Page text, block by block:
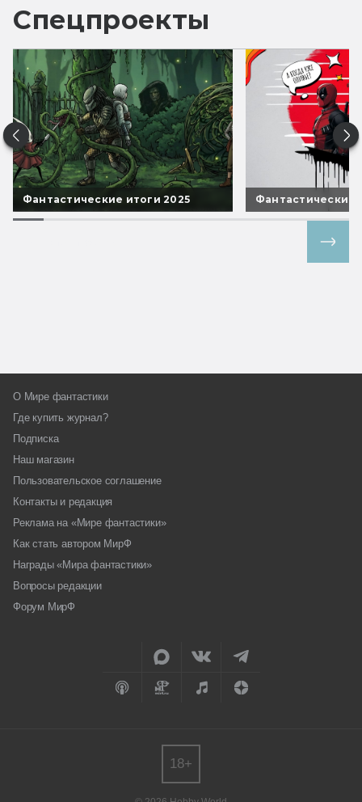
Спецпроекты
Фантастические итоги 2025 Фантастические
О Мире фантастики
Где купить журнал?
Подписка
Наш магазин
Пользовательское соглашение
Контакты и редакция
Реклама на «Мире фантастики»
Как стать автором МирФ
Награды «Мира фантастики»
Вопросы редакции
Форум МирФ
18+